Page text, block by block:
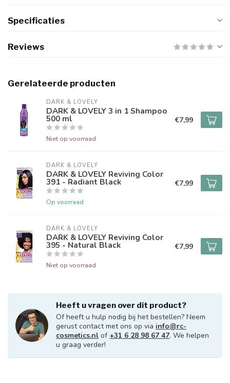
Specificaties
Reviews
Gerelateerde producten
DARK & LOVELY
DARK & LOVELY 3 in 1 Shampoo
500 ml
Niet op voorraad
€7,99
DARK & LOVELY
DARK & LOVELY Reviving Color
391 - Radiant Black
Op voorraad
€7,99
DARK & LOVELY
DARK & LOVELY Reviving Color
395 - Natural Black
Niet op voorraad
€7,99
Heeft u vragen over dit product?
Of heeft u hulp nodig bij het bestellen? Neem
gerust contact met ons op via info@rc-
cosmetics.nl of +31 6 28 98 67 47. We helpen
u graag verder!